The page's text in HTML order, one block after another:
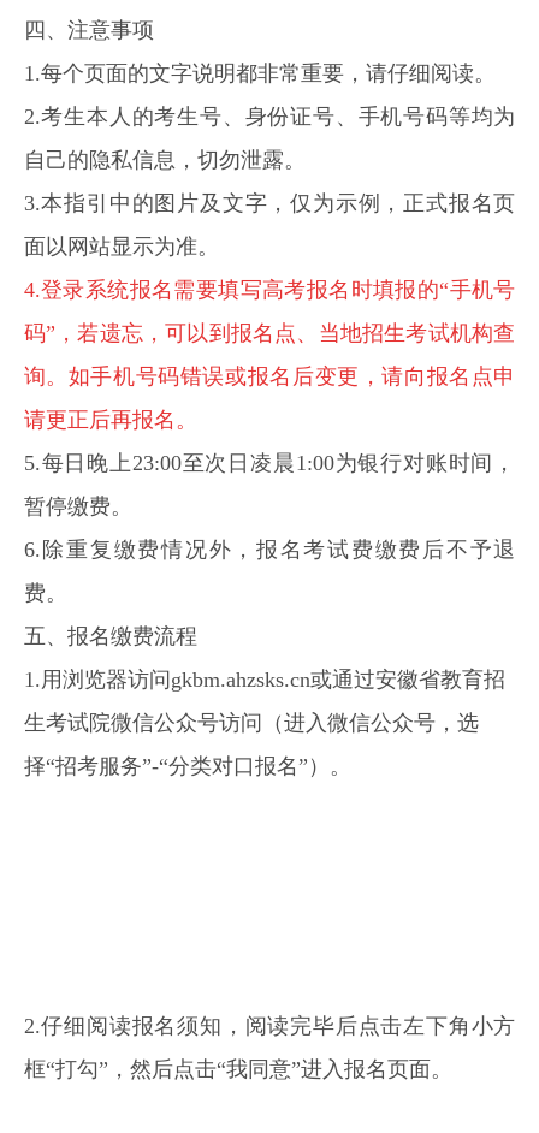
四、注意事项
1.每个页面的文字说明都非常重要，请仔细阅读。
2.考生本人的考生号、身份证号、手机号码等均为
自己的隐私信息，切勿泄露。
3.本指引中的图片及文字，仅为示例，正式报名页
面以网站显示为准。
4.登录系统报名需要填写高考报名时填报的“手机号
码”，若遗忘，可以到报名点、当地招生考试机构查
询。如手机号码错误或报名后变更，请向报名点申
请更正后再报名。
5.每日晚上23:00至次日凌晨1:00为银行对账时间，
暂停缴费。
6.除重复缴费情况外，报名考试费缴费后不予退
费。
五、报名缴费流程
1.用浏览器访问gkbm.ahzsks.cn或通过安徽省教育招
生考试院微信公众号访问（进入微信公众号，选
择“招考服务”-“分类对口报名”）。
2.仔细阅读报名须知，阅读完毕后点击左下角小方
框“打勾”，然后点击“我同意”进入报名页面。